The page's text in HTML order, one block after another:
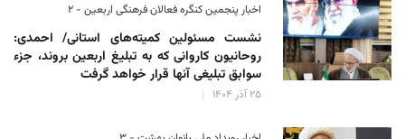
اخبار پنجمین کنگره فعالان فرهنگی اربعین - ۲
نشست مسئولین کمیته‌های استانی/ احمدی:
روحانیون کاروانی که به تبلیغ اربعین بروند، جزء
سوابق تبلیغی آنها قرار خواهد گرفت
۲۵ آذر ۱۴۰۴